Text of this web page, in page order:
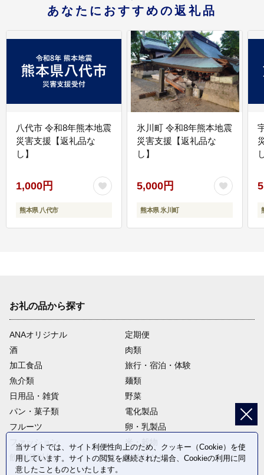
あなたにおすすめの返礼品
八代市 令和8年熊本地震
災害支援【返礼品な
し】
1,000円
熊本県 八代市
氷川町 令和8年熊本地震
災害支援【返礼品な
し】
5,000円
熊本県 氷川町
お礼の品から探す
ANAオリジナル
定期便
酒
肉類
加工食品
旅行・宿泊・体験
魚介類
麺類
日用品・雑貨
野菜
パン・菓子類
電化製品
フルーツ
卵・乳製品
ファッション
米・穀物
飲料(酒以外)
返礼品なし
当サイトでは、サイト利便性向上のため、クッキー（Cookie）を使
用しています。サイトの閲覧を継続された場合、Cookieの利用に同
意したことものといたします。